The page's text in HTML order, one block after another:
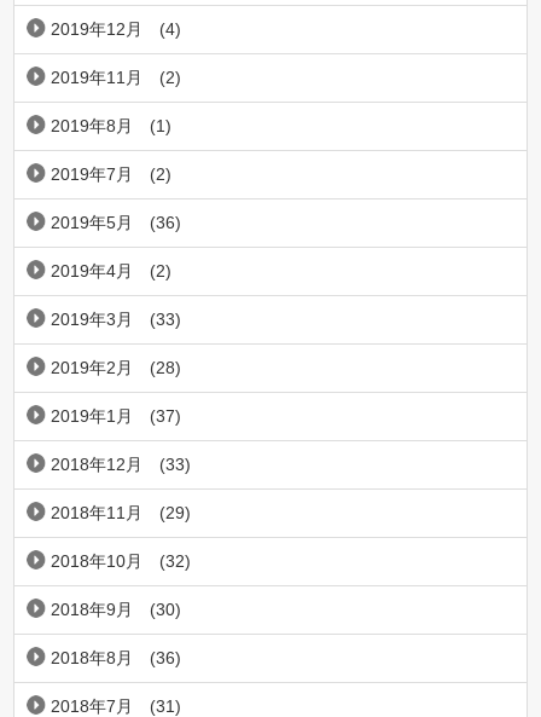
2019年12月 (4)
2019年11月 (2)
2019年8月 (1)
2019年7月 (2)
2019年5月 (36)
2019年4月 (2)
2019年3月 (33)
2019年2月 (28)
2019年1月 (37)
2018年12月 (33)
2018年11月 (29)
2018年10月 (32)
2018年9月 (30)
2018年8月 (36)
2018年7月 (31)